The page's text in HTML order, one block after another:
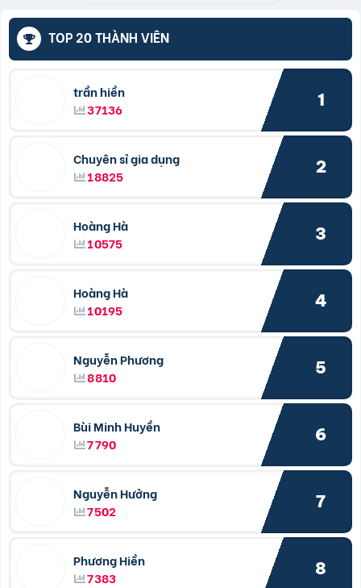
TOP 20 THÀNH VIÊN
trần hiền
37136
1
Chuyên sỉ gia dụng
18825
2
Hoàng Hà
10575
3
Hoàng Hà
10195
4
Nguyễn Phương
8810
5
Bùi Minh Huyền
7790
6
Nguyễn Hưởng
7502
7
Phương Hiền
7383
8